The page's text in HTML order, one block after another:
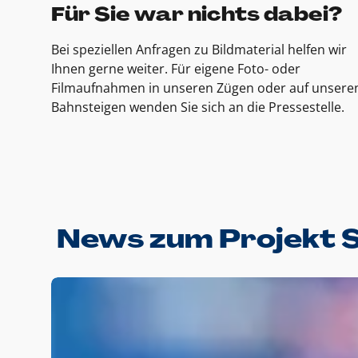
Für Sie war nichts dabei?
Bei speziellen Anfragen zu Bildmaterial helfen wir
Ihnen gerne weiter. Für eigene Foto- oder
Filmaufnahmen in unseren Zügen oder auf
Bahnsteigen wenden Sie sich an die Pressestelle.
News zum Projekt